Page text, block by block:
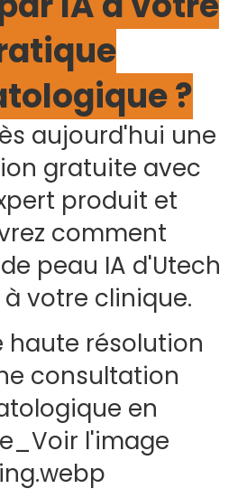
?
aujourd'hui une
gratuite avec
produit et
comment
peau IA d'Utech
votre clinique.